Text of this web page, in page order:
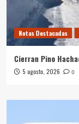
Notas Destacadas
Cierran Pino
5 agosto, 2026 0